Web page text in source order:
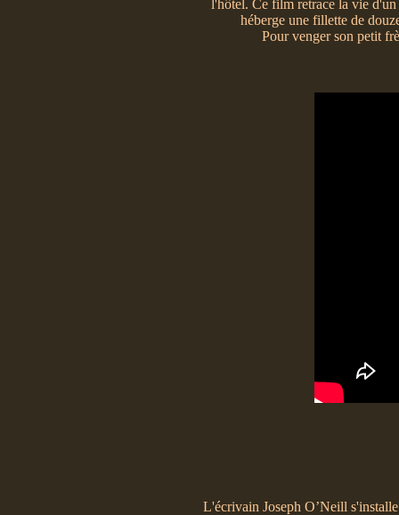
l'hôtel. Ce film retrace la vie
héberge une fillette de
Pour venger son petit
L'écrivain Joseph O’Neill